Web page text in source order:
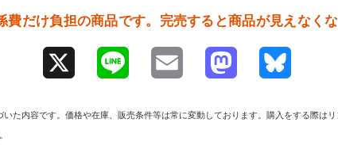
費だけ負担の商品です。完売すると商品が見えなくな
た内容です。価格や在庫、販売条件等は常に変動しております。購入をする際は